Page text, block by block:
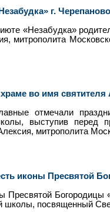
г. Черепаново
«Незабудка»
митрополита
во имя святителя
отмечали
выступив перед
митрополита
иконы Пресвятой
Пресвятой Богородицы
школы, посвященный